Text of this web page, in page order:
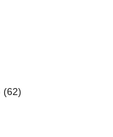
(62)